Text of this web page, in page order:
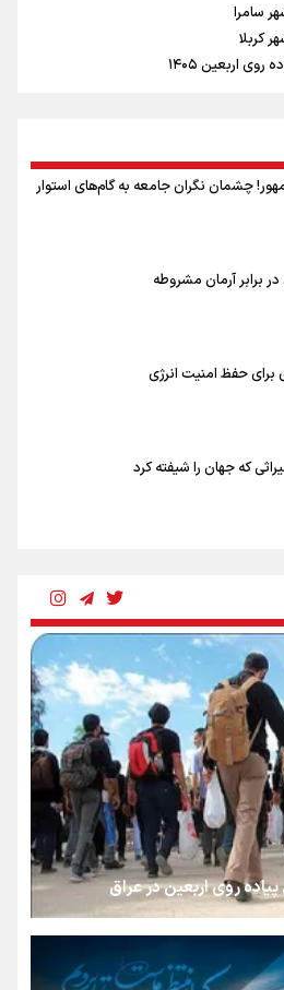
سامرا
کربلا
اربعین ۱۴۰۵
چشمان نگران جامعه به گام‌های استوار
برابر آرمان مشروطه
برای حفظ امنیت انرژی
که جهان را شیفته کرد
حق مردم برای شنیدن صدای رئیس‌جمهوری
کنار مردم
تا غروب اشک
چهارماهه را شکست؛ «آهای مردم، آقا از